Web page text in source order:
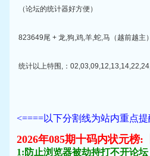
（论坛的统计器好方便）
823649尾 + 龙,狗,鸡,羊,蛇,马（越前越主）
统计以上特围,：
<====以下分割线为站内重点
2026年085期十码内状元榜:
1:防止浏览器被劫持打不开论